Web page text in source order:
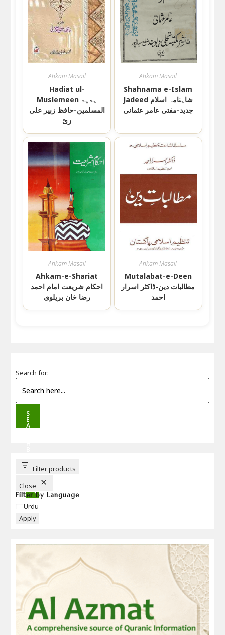
Ahkam Masail
Hadiat ul-
Muslemeen ہدیۃ
المسلمین-حافظ زبیر علی
زئ
Ahkam Masail
Shahnama e-Islam
Jadeed شاہنامہ اسلام
جدید-مفتی عامر عثمانی
Ahkam Masail
Ahkam-e-Shariat
احکام شریعت امام احمد
رضا خان بریلوی
Ahkam Masail
Mutalabat-e-Deen
مطالبات دین-ڈاکٹر اسرار
احمد
Search for:
S
E
A
T
T
Filter products
Close
Filter by Language
Language
Urdu
Apply